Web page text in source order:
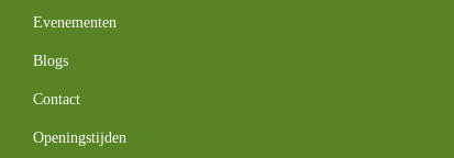
Evenementen
Blogs
Contact
Openingstijden